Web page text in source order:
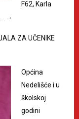
F62, Karla
→
ZA UČENIKE
Općina
Nedelišće i u
školskoj
godini